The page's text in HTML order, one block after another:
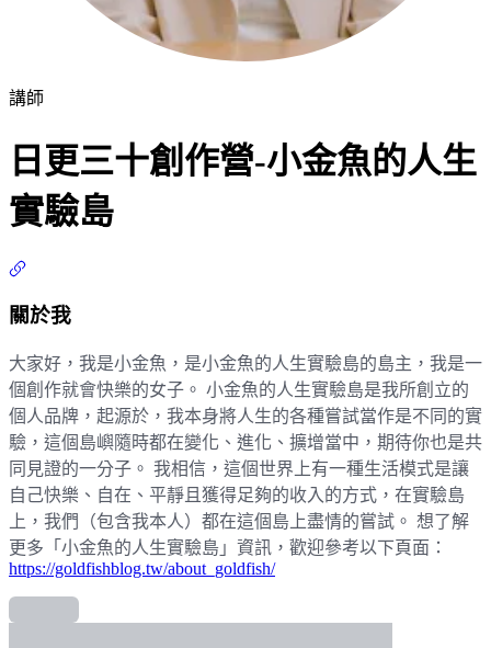
講師
日更三十創作營-小金魚的人生
實驗島
關於我
大家好，我是小金魚，是小金魚的人生實驗島的島主，我是一
個創作就會快樂的女子。 小金魚的人生實驗島是我所創立的
個人品牌，起源於，我本身將人生的各種嘗試當作是不同的實
驗，這個島嶼隨時都在變化、進化、擴增當中，期待你也是共
同見證的一分子。 我相信，這個世界上有一種生活模式是讓
自己快樂、自在、平靜且獲得足夠的收入的方式，在實驗島
上，我們（包含我本人）都在這個島上盡情的嘗試。 想了解
更多「小金魚的人生實驗島」資訊，歡迎參考以下頁面：
https://goldfishblog.tw/about_goldfish/